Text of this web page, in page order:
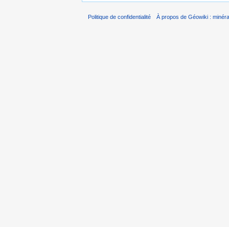
Politique de confidentialité À propos de Géowiki :